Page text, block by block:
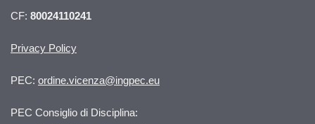
CF: 80024110241
Privacy Policy
PEC: ordine.vicenza@ingpec.eu
PEC Consiglio di Disciplina: